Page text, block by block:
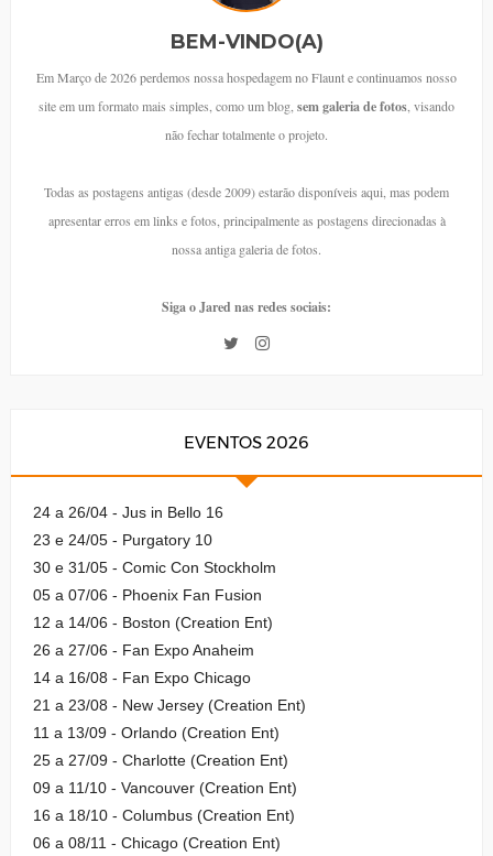
BEM-VINDO(A)
Em Março de 2026 perdemos nossa hospedagem no Flaunt e continuamos nosso
site em um formato mais simples, como um blog, sem galeria de fotos , visando
não fechar totalmente o projeto.
Todas as postagens antigas (desde 2009) estarão disponíveis aqui, mas podem
apresentar erros em links e fotos, principalmente as postagens direcionadas à
nossa antiga galeria de fotos.
Siga o Jared nas redes sociais:
EVENTOS 2026
24 a 26/04 - Jus in Bello 16
23 e 24/05 - Purgatory 10
30 e 31/05 - Comic Con Stockholm
05 a 07/06 - Phoenix Fan Fusion
12 a 14/06 - Boston (Creation Ent)
26 a 27/06 - Fan Expo Anaheim
14 a 16/08 - Fan Expo Chicago
21 a 23/08 - New Jersey (Creation Ent)
11 a 13/09 - Orlando (Creation Ent)
25 a 27/09 - Charlotte (Creation Ent)
09 a 11/10 - Vancouver (Creation Ent)
16 a 18/10 - Columbus (Creation Ent)
06 a 08/11 - Chicago (Creation Ent)